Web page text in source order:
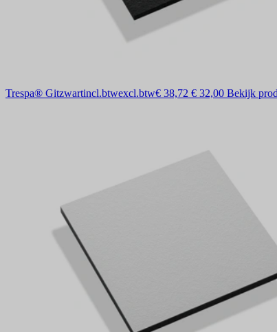
Trespa® Gitzwartincl.btwexcl.btw€ 38,72 € 32,00 Bekijk